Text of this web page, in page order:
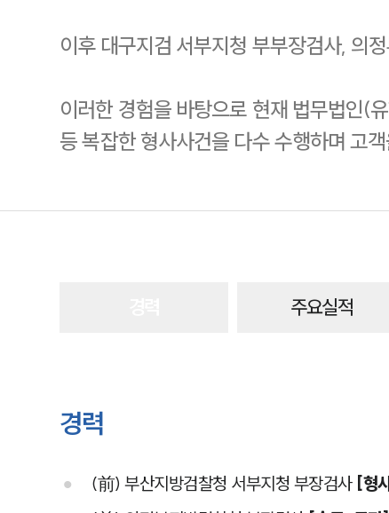
이후 대구지검 서부지청 부부장검사, 의
이러한 경험을 바탕으로 현재 법무법인(
등 복잡한 형사사건을 다수 수행하며 고
주요실적
경력
(前) 부산지방검찰청 서부지청 부장검사 [형